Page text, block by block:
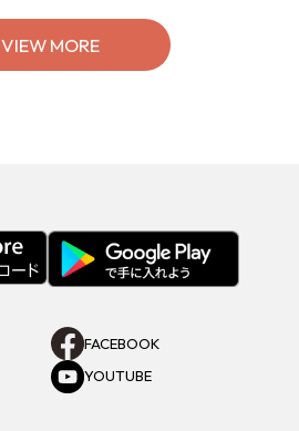
VIEW MORE
FACEBOOK
YOUTUBE